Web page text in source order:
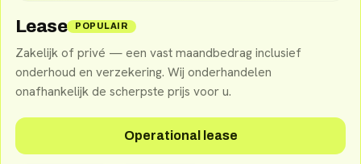
Lease POPULAIR
Zakelijk of privé — een vast maandbedrag inclusief
onderhoud en verzekering. Wij onderhandelen
onafhankelijk de scherpste prijs voor u.
Operational lease